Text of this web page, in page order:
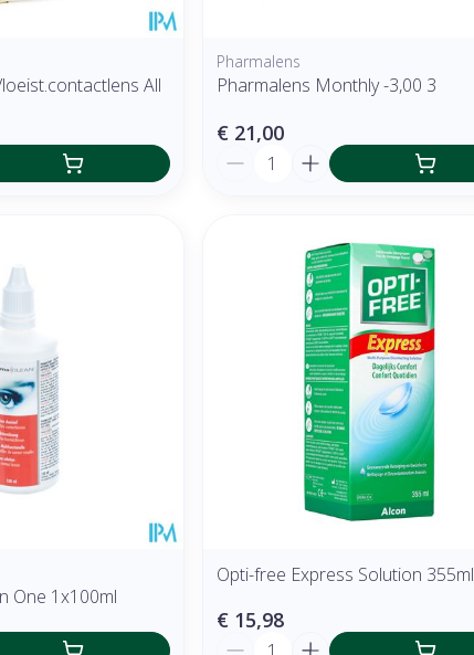
All
Pharmalens
Pharmalens Monthly -3,00 3
€ 21,00
Aantal
One 1x100ml
Opti-free Express Solution 355ml
€ 15,98
Aantal